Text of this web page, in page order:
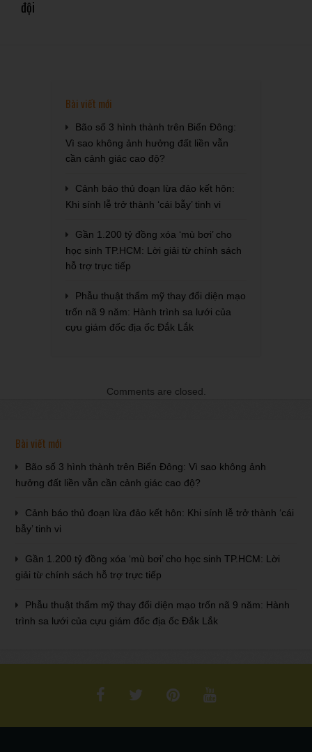
đội
Bài viết mới
Bão số 3 hình thành trên Biển Đông:
Vì sao không ảnh hưởng đất liền vẫn
cần cảnh giác cao độ?
Cảnh báo thủ đoạn lừa đảo kết hôn:
Khi sính lễ trở thành ‘cái bẫy’ tinh vi
Gần 1.200 tỷ đồng xóa ‘mù bơi’ cho
học sinh TP.HCM: Lời giải từ chính sách
hỗ trợ trực tiếp
Phẫu thuật thẩm mỹ thay đổi diện mạo
trốn nã 9 năm: Hành trình sa lưới của
cựu giám đốc địa ốc Đắk Lắk
Comments are closed.
Bài viết mới
Bão số 3 hình thành trên Biển Đông: Vì sao không ảnh
hưởng đất liền vẫn cần cảnh giác cao độ?
Cảnh báo thủ đoạn lừa đảo kết hôn: Khi sính lễ trở thành ‘cái
bẫy’ tinh vi
Gần 1.200 tỷ đồng xóa ‘mù bơi’ cho học sinh TP.HCM: Lời
giải từ chính sách hỗ trợ trực tiếp
Phẫu thuật thẩm mỹ thay đổi diện mạo trốn nã 9 năm: Hành
trình sa lưới của cựu giám đốc địa ốc Đắk Lắk